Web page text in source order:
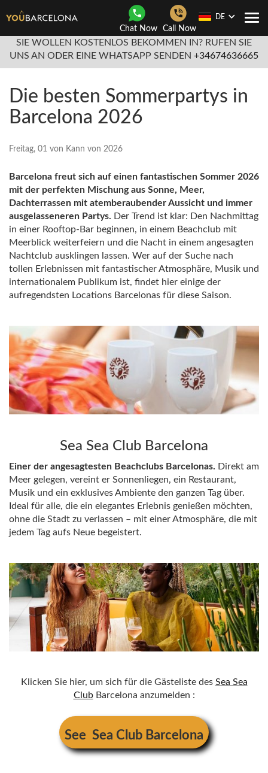
Chat Now Call Now
DE
SIE WOLLEN KOSTENLOS BEKOMMEN IN? RUFEN SIE
UNS AN ODER EINE WHATSAPP SENDEN +34674636665
Die besten Sommerpartys in
Barcelona 2026
Freitag, 01 von Kann von 2026
Barcelona freut sich auf einen fantastischen Sommer 2026
mit der perfekten Mischung aus Sonne, Meer,
Dachterrassen mit atemberaubender Aussicht und immer
ausgelasseneren Partys. Der Trend ist klar: Den Nachmittag
in einer Rooftop-Bar beginnen, in einem Beachclub mit
Meerblick weiterfeiern und die Nacht in einem angesagten
Nachtclub ausklingen lassen. Wer auf der Suche nach
tollen Erlebnissen mit fantastischer Atmosphäre, Musik und
internationalem Publikum ist, findet hier einige der
aufregendsten Locations Barcelonas für diese Saison.
Sea Sea Club Barcelona
Einer der angesagtesten Beachclubs Barcelonas. Direkt am
Meer gelegen, vereint er Sonnenliegen, ein Restaurant,
Musik und ein exklusives Ambiente den ganzen Tag über.
Ideal für alle, die ein elegantes Erlebnis genießen möchten,
ohne die Stadt zu verlassen – mit einer Atmosphäre, die mit
jedem Tag aufs Neue begeistert.
Klicken Sie hier, um sich für die Gästeliste des Sea Sea
ClubBarcelona anzumelden :
See Sea Club Barcelona